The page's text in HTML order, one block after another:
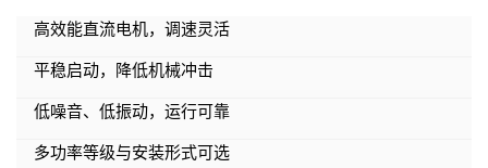
高效能直流电机，调速灵活
平稳启动，降低机械冲击
低噪音、低振动，运行可靠
多功率等级与安装形式可选